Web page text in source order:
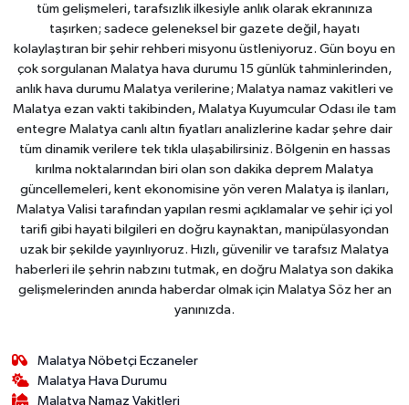
tüm gelişmeleri, tarafsızlık ilkesiyle anlık olarak ekranınıza
taşırken; sadece geleneksel bir gazete değil, hayatı
kolaylaştıran bir şehir rehberi misyonu üstleniyoruz. Gün boyu en
çok sorgulanan Malatya hava durumu 15 günlük tahminlerinden,
anlık hava durumu Malatya verilerine; Malatya namaz vakitleri ve
Malatya ezan vakti takibinden, Malatya Kuyumcular Odası ile tam
entegre Malatya canlı altın fiyatları analizlerine kadar şehre dair
tüm dinamik verilere tek tıkla ulaşabilirsiniz. Bölgenin en hassas
kırılma noktalarından biri olan son dakika deprem Malatya
güncellemeleri, kent ekonomisine yön veren Malatya iş ilanları,
Malatya Valisi tarafından yapılan resmi açıklamalar ve şehir içi yol
tarifi gibi hayati bilgileri en doğru kaynaktan, manipülasyondan
uzak bir şekilde yayınlıyoruz. Hızlı, güvenilir ve tarafsız Malatya
haberleri ile şehrin nabzını tutmak, en doğru Malatya son dakika
gelişmelerinden anında haberdar olmak için Malatya Söz her an
yanınızda.
Malatya Nöbetçi Eczaneler
Malatya Hava Durumu
Malatya Namaz Vakitleri